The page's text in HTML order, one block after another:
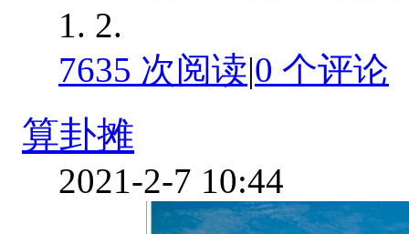
1. 2.
7635 次阅读|0 个评论
算卦摊
2021-2-7 10:44